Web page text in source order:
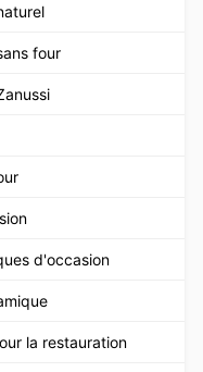
four
d'occasion
la restauration